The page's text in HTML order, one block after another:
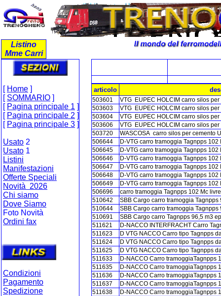
Listino
Mme Carri
[ Home ]
[ SOMMARIO ]
[ Pagina principale 1 ]
[ Pagina principale 2 ]
[ Pagina principale 3 ]
Usato 2
Usato 1
Listini
Manifestazioni
Offerte Speciali
Novità 2026
Chi siamo
Dove Siamo
Foto Novità
Ordini fax
Condizioni
Pagamento
Spedizione
articolo
503601
VTG EUPEC HOLCIM carro silos
503603
VTG EUPEC HOLCIM carro silos
503604
VTG EUPEC HOLCIM carro silos
503606
VTG EUPEC HOLCIM carro silos
503720
WASCOSA carro silos per cemento
506644
D-VTG carro tramoggia Tagnpps
506645
D-VTG carro tramoggia Tagnpps
506646
D-VTG carro tramoggia Tagnpps
506647
D-VTG carro tramoggia Tagnpps
506648
D-VTG carro tramoggia Tagnpps
506649
D-VTG carro tramoggia Tagnpps
506696
carro tramoggia Tagnpps 102 Mc
510642
SBB Cargo carro tramoggia
510644
SBB Cargo carro tramoggia Tagnpps
510691
SBB Cargo carro Tagnpps 96,5 m3
511621
D-NACCO INTERFRACHT Carro
511623
D VTG NACCO Carro tipo Tagnpps
511624
D VTG NACCO Carro tipo Tagnpps
511625
D VTG NACCO Carro tipo Tagnpps
511633
D-NACCO Carro tramoggiaTagnpps
511635
D-NACCO Carro tramoggiaTagnpps
511636
D-NACCO Carro tramoggiaTagnpps
511637
D-NACCO Carro tramoggiaTagnpps
511638
D-NACCO Carro tramoggiaTagnpps